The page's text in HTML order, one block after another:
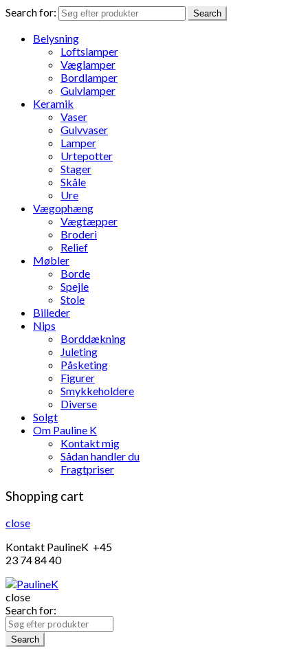
Search for: Search
Belysning
Loftslamper
Væglamper
Bordlamper
Gulvlamper
Keramik
Vaser
Gulvvaser
Lamper
Urtepotter
Stager
Skåle
Ure
Vægophæng
Vægtæpper
Broderi
Relief
Møbler
Borde
Spejle
Stole
Billeder
Nips
Borddækning
Juleting
Påsketing
Figurer
Smykkeholdere
Diverse
Solgt
Om Pauline K
Kontakt mig
Sådan handler du
Fragtpriser
Shopping cart
close
Kontakt PaulineK +45
23 74 84 40
close
Search for:
Search